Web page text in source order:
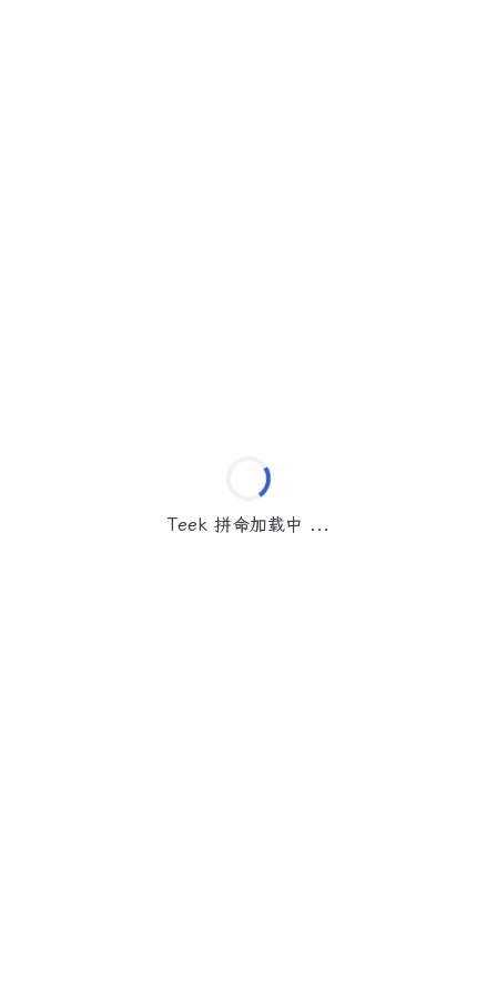
Teek 拼命加载中 ...